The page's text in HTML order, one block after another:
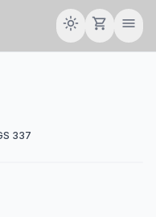
light_mode shopping_cart menu
337